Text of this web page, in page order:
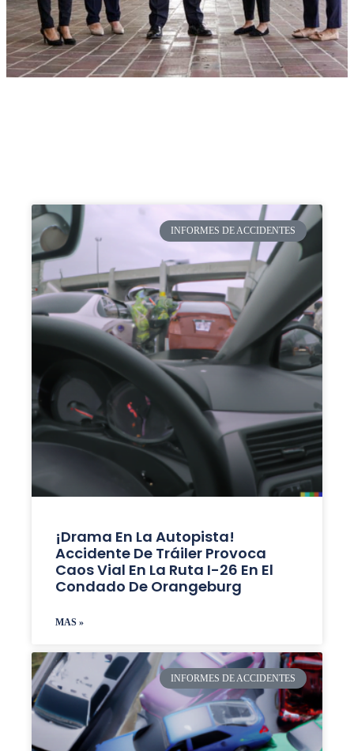
INFORMES DE ACCIDENTES
¡Drama En La Autopista!
Accidente De Tráiler Provoca
Caos Vial En La Ruta I-26 En El
Condado De Orangeburg
MAS »
INFORMES DE ACCIDENTES